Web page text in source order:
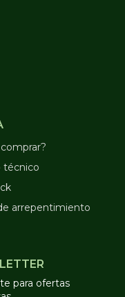
técnico
arrepentimiento
para ofertas